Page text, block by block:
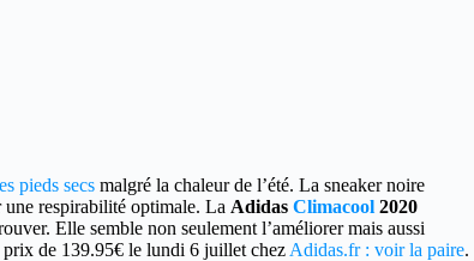
pieds secs malgré la chaleur de l’été. La sneaker noire
une respirabilité optimale. La Adidas Climacool 2020
Elle semble non seulement l’améliorer mais aussi
de 139.95€ le lundi 6 juillet chez Adidas.fr : voir la paire.